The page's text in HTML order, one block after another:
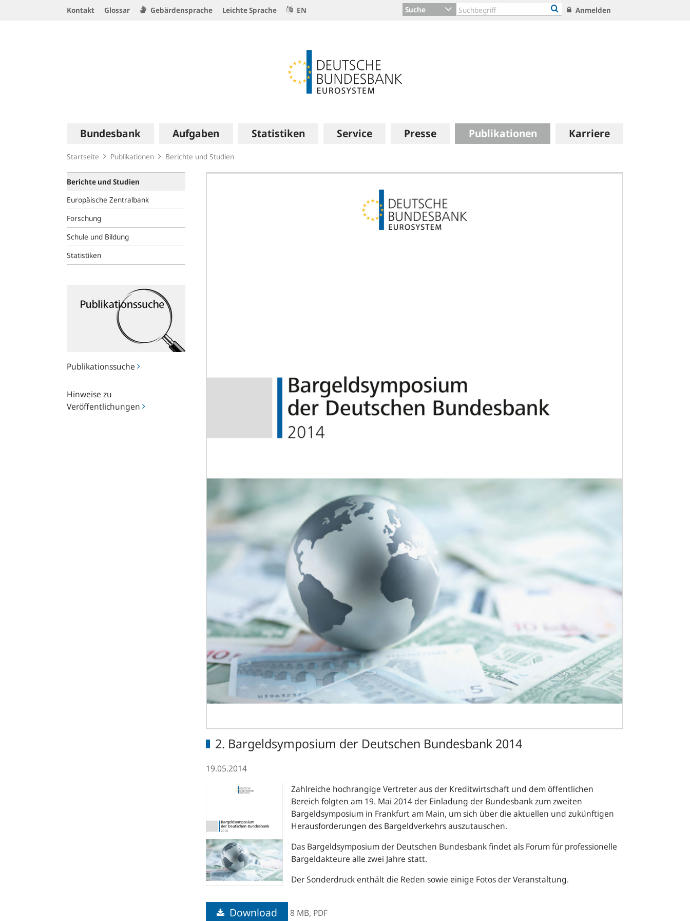
Kontakt Glossar Gebärdensprache Leichte Sprache EN Suche Anmelden
Hauptnavigation
Bundesbank Aufgaben Statistiken Service Presse Publikationen Karriere
Startseite Publikationen Berichte und Studien
Berichte und Studien
Europäische Zentralbank
Forschung
Schule und Bildung
Statistiken
Publikationssuche
Publikationssuche
Hinweise zu
Veröffentlichungen
zu
Veröffentlichungen
2. Bargeldsymposium der Deutschen Bundesbank 2014
19.05.2014
Zahlreiche hochrangige Vertreter aus der Kreditwirtschaft und dem öffentlichen
Bereich folgten am 19. Mai 2014 der Einladung der Bundesbank zum zweiten
Bargeldsymposium in Frankfurt am Main, um sich über die aktuellen und zukünftigen
Herausforderungen des Bargeldverkehrs auszutauschen.
Das Bargeldsymposium der Deutschen Bundesbank findet als Forum für professionelle
Bargeldakteure alle zwei Jahre statt.
Der Sonderdruck enthält die Reden sowie einige Fotos der Veranstaltung.
Download 8 MB, PDF